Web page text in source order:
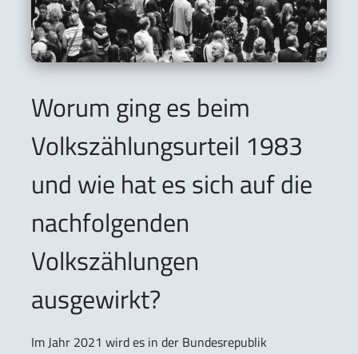
Worum ging es beim
Volkszählungsurteil 1983
und wie hat es sich auf die
nachfolgenden
Volkszählungen
ausgewirkt?
Im Jahr 2021 wird es in der Bundesrepublik